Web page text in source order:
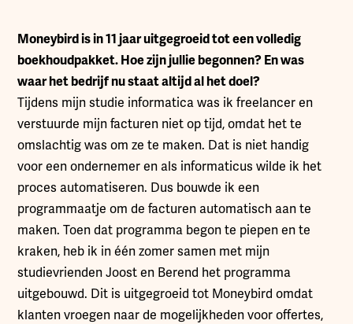
Moneybird is in 11 jaar uitgegroeid tot een volledig
boekhoudpakket. Hoe zijn jullie begonnen? En was
waar het bedrijf nu staat altijd al het doel?
Tijdens mijn studie informatica was ik freelancer en
verstuurde mijn facturen niet op tijd, omdat het te
omslachtig was om ze te maken. Dat is niet handig
voor een ondernemer en als informaticus wilde ik het
proces automatiseren. Dus bouwde ik een
programmaatje om de facturen automatisch aan te
maken. Toen dat programma begon te piepen en te
kraken, heb ik in één zomer samen met mijn
studievrienden Joost en Berend het programma
uitgebouwd. Dit is uitgegroeid tot Moneybird omdat
klanten vroegen naar de mogelijkheden voor offertes,